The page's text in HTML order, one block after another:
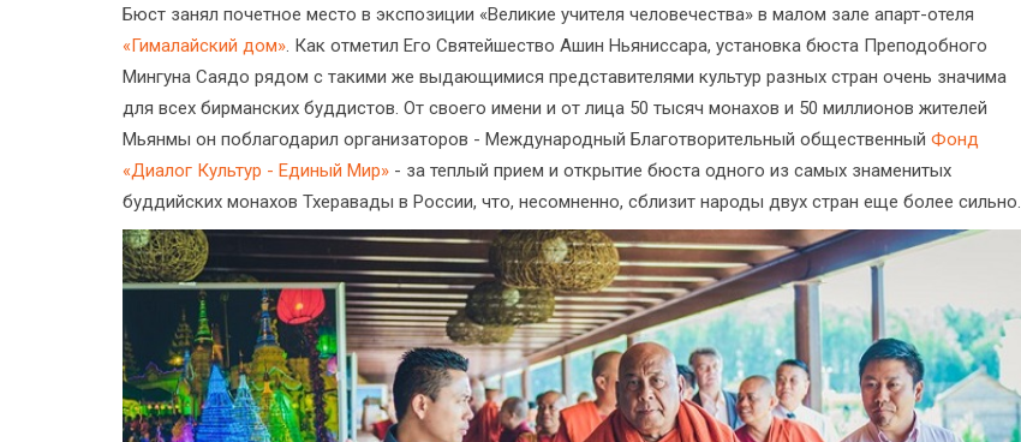
Бюст занял почетное место в экспозиции «Великие учителя человечества» в малом зале апарт-отеля
«Гималайский дом». Как отметил Его Святейшество Ашин Ньяниссара, установка бюста Преподобного
Мингуна Саядо рядом с такими же выдающимися представителями культур разных стран очень значима
для всех бирманских буддистов. От своего имени и от лица 50 тысяч монахов и 50 миллионов жителей
Мьянмы он поблагодарил организаторов - Международный Благотворительный общественный Фонд
«Диалог Культур - Единый Мир» - за теплый прием и открытие бюста одного из самых знаменитых
буддийских монахов Тхеравады в России, что, несомненно, сблизит народы двух стран еще более сильно.